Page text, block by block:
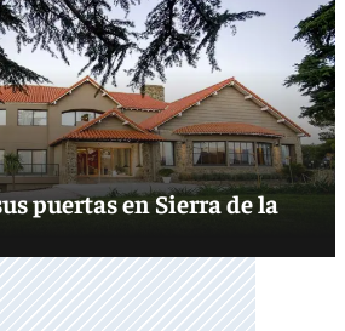
puertas en Sierra de la